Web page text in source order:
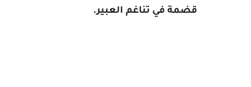
قضمة في تناغم العبير.